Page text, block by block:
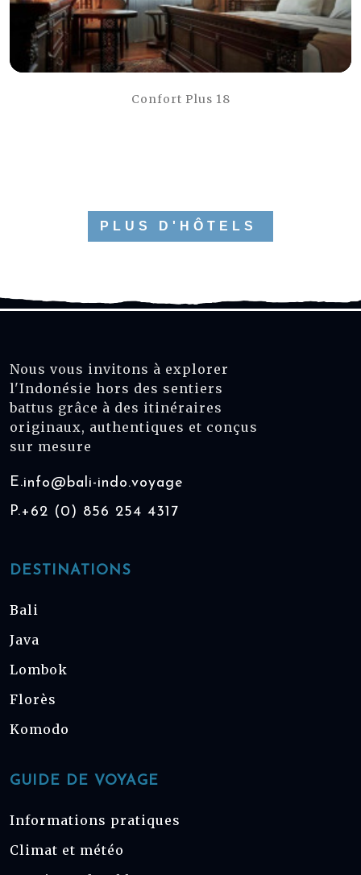
Confort Plus 18
PLUS D'HÔTELS
Nous vous invitons à explorer
l'Indonésie hors des sentiers
battus grâce à des itinéraires
originaux, authentiques et conçus
sur mesure
E.info@bali-indo.voyage
P.+62 (0) 856 254 4317
DESTINATIONS
Bali
Java
Lombok
Florès
Komodo
GUIDE DE VOYAGE
Informations pratiques
Climat et météo